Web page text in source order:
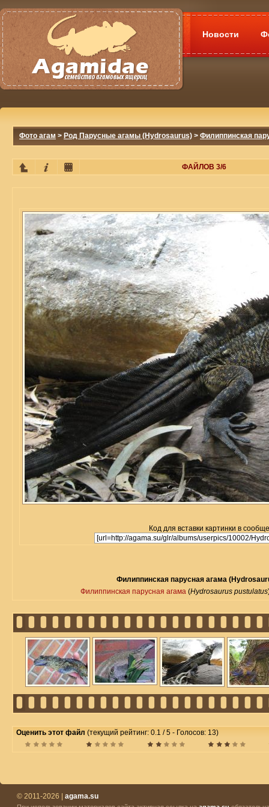
Новости
Фото агам > Род Парусные агамы (Hydrosaurus) > Филиппинская
ФАЙЛОВ 3/6
Код для вставки картинки в
Филиппинская парусная агама
Филиппинская парусная агама (Hydrosaurus pustulatus
Оценить этот файл (текущий рейтинг: 0.1 / 5 - Голосов: 13)
© 2011-2026 | agama.su